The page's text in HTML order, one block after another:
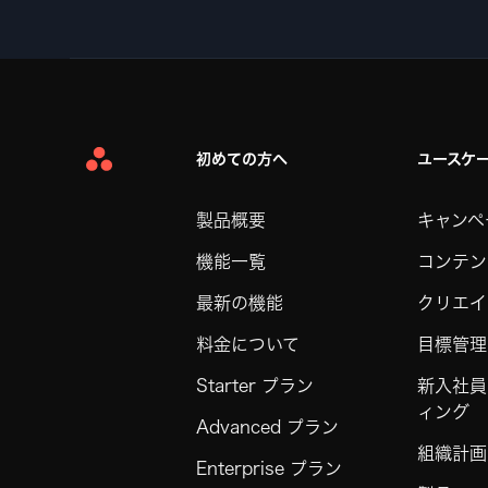
Asana
初めての方へ
製品概要
機能一覧
最新の機能
料金について
Starter プラン
Advanced プラン
Enterprise プラン
ユースケ
キャン
コンテ
クリエ
目標管理
新入社
ィング
組織計画